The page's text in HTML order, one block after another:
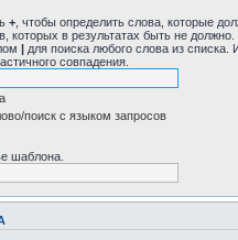
+ , чтобы определить слова, которые
которых в результатах быть не
| для поиска любого слова из списка.
совпадения.
поиск с языком запросов
шаблона.